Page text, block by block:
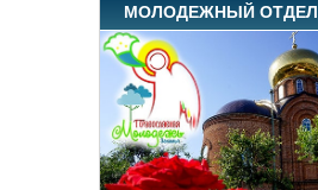
МОЛОДЕЖНЫЙ ОТДЕЛ